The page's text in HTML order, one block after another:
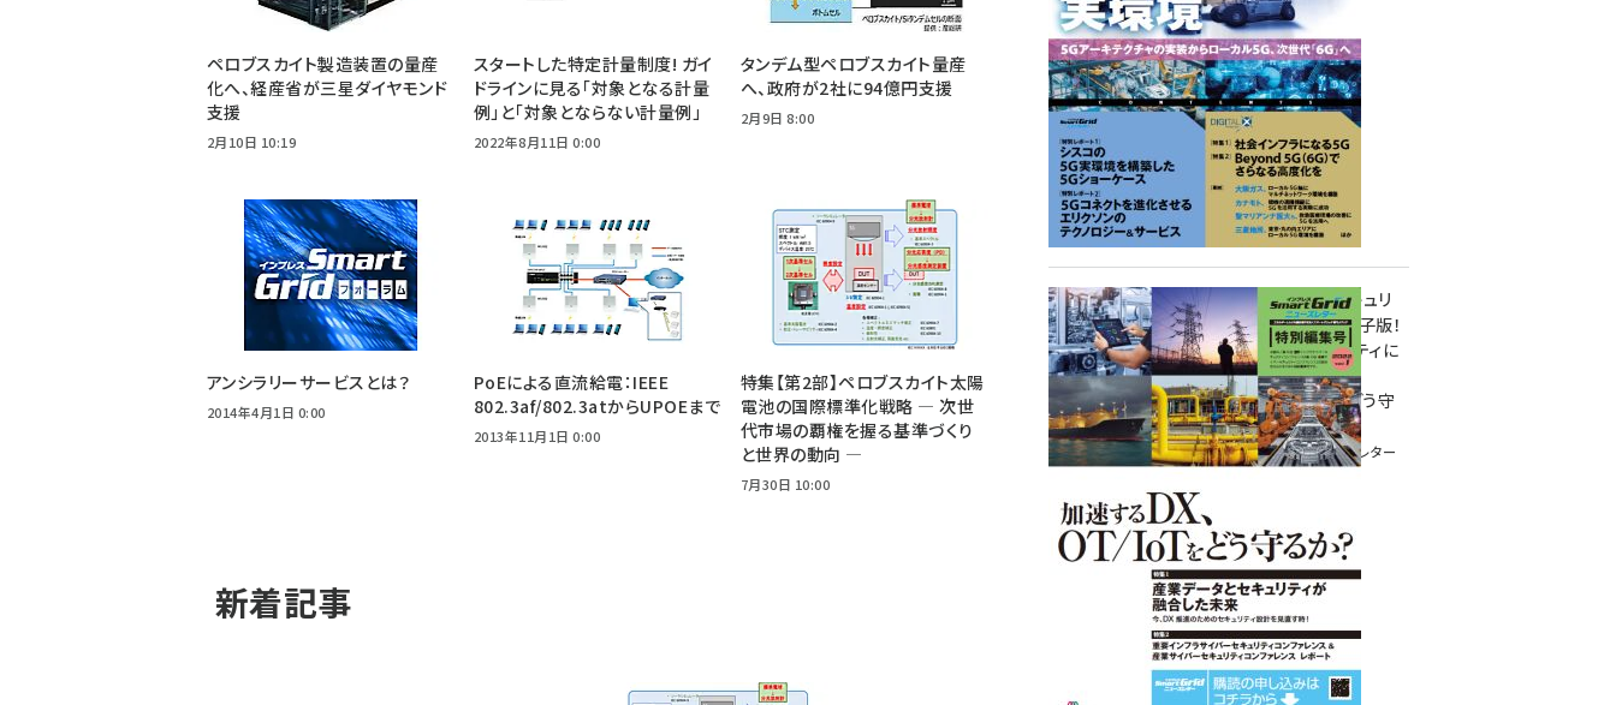
ペロブスカイト製造装置の量産
化へ、経産省が三星ダイヤモンド
支援
2月10日 10:19
スタートした特定計量制度! ガイ
ドラインに見る「対象となる計量
例」と「対象とならない計量例」
2022年8月11日 0:00
タンデム型ペロブスカイト量産
へ、政府が2社に94億円支援
2月9日 8:00
アンシラリーサービスとは？
2014年4月1日 0:00
PoEによる直流給電：IEEE
802.3af/802.3atからUPOEまで
2013年11月1日 0:00
特集【第2部】ペロブスカイト太陽
電池の国際標準化戦略 ― 次世
代市場の覇権を握る基準づくり
と世界の動向 ―
7月30日 10:00
新着記事
重要インフラサイバーセキュリ
ティコンファレンス特別電子版！
― 産業サイバーセキュリティに
関わる全ての方へ！ ―
加速するDX、OT/IoTをどう守
るか？
インプレス SmartGridニューズレター